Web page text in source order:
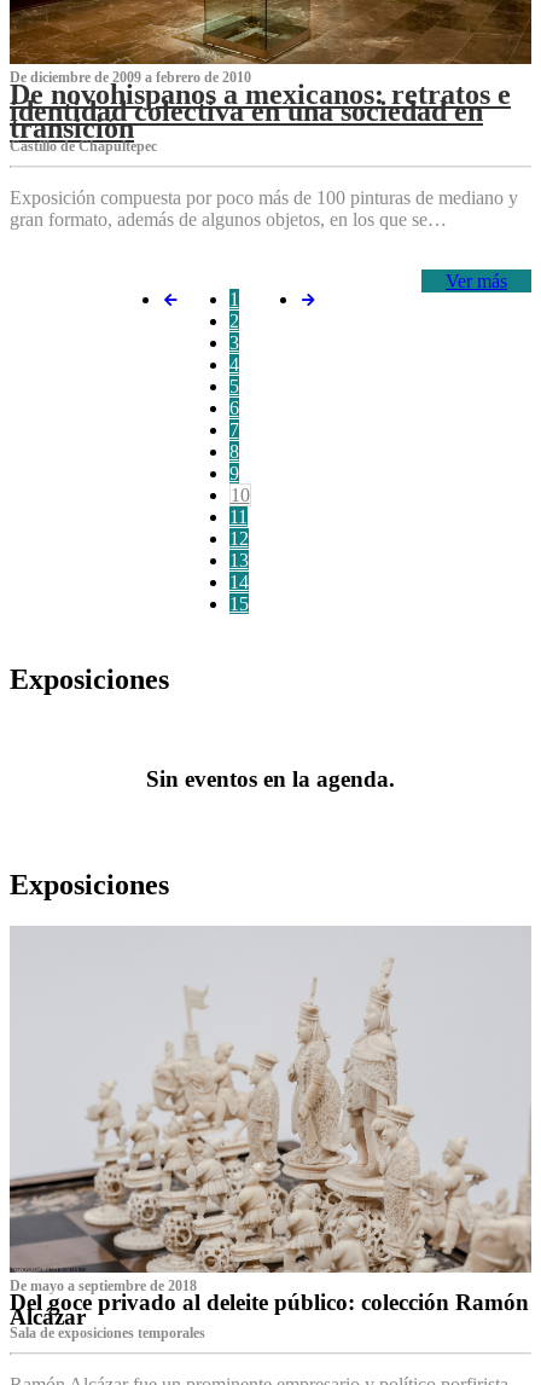
De diciembre de 2009 a febrero de 2010
De novohispanos a mexicanos: retratos e
identidad colectiva en una sociedad en
transición
Castillo de Chapultepec
Exposición compuesta por poco más de 100 pinturas de mediano y
gran formato, además de algunos objetos, en los que se…
Ver más
1
2
3
4
5
6
7
8
9
10
11
12
13
14
15
Exposiciones
Sin eventos en la agenda.
Exposiciones
De mayo a septiembre de 2018
Del goce privado al deleite público: colección Ramón
Alcázar
Sala de exposiciones temporales